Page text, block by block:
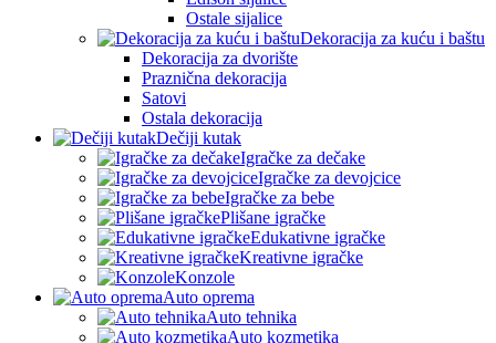
Ostale sijalice
Dekoracija za kuću i baštu
Dekoracija za dvorište
Praznična dekoracija
Satovi
Ostala dekoracija
Dečiji kutak
Igračke za dečake
Igračke za devojcice
Igračke za bebe
Plišane igračke
Edukativne igračke
Kreativne igračke
Konzole
Auto oprema
Auto tehnika
Auto kozmetika